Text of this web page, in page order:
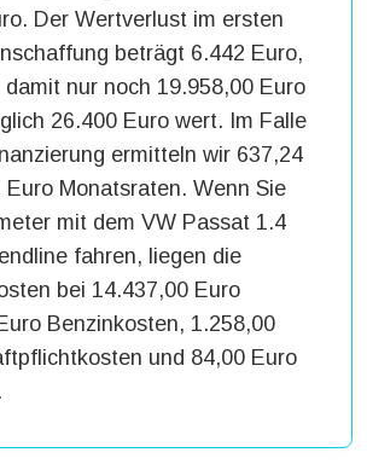
Der Wertverlust im ersten
beträgt 6.442 Euro,
nur noch 19.958,00 Euro
26.400 Euro wert. Im Falle
ermitteln wir 637,24
Euro Monatsraten. Wenn Sie
mit dem VW Passat 1.4
fahren, liegen die
bei 14.437,00 Euro
Benzinkosten, 1.258,00
und 84,00 Euro